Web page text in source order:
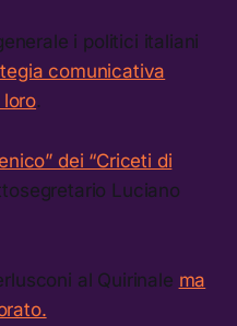
i politici italiani
comunicativa
.
dei “Criceti di
Luciano
al Quirinale ma